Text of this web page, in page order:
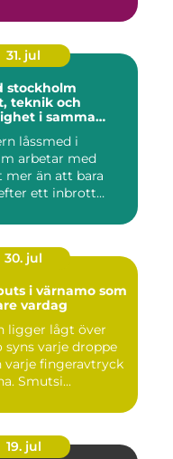
31. jul
stockholm
teknik och
i samma
låssmed i
arbetar med
mer än att bara
ett inbrott
30. jul
i värnamo som
vardag
ligger lågt över
syns varje droppe
varje fingeravtryck
Smutsi...
19. jul